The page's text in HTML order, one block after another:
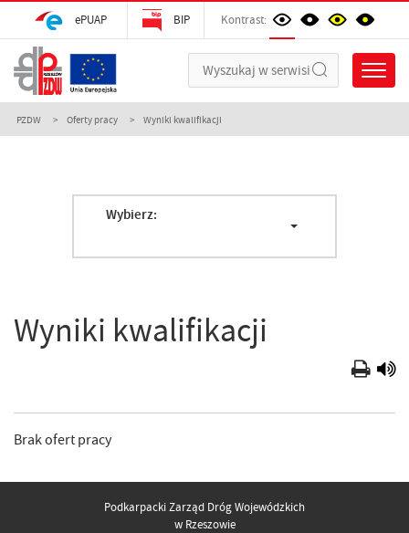
ePUAP BIP Kontrast:
PZDW Oferty pracy Wyniki kwalifikacji
Wybierz:
Wyniki kwalifikacji
Brak ofert pracy
Podkarpacki Zarząd Dróg Wojewódzkich
w Rzeszowie